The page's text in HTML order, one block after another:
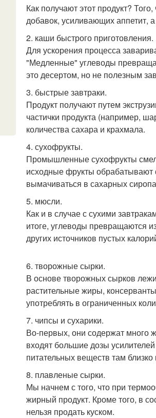
Как получают этот продукт?
добавок, усиливающих аппетит,
2. каши быстрого приготовления.
Для ускорения процесса
"Медленные" углеводы
это десертом, но не полезным
3. быстрые завтраки.
Продукт получают путем
частички продукта (например,
количества сахара и крахмала.
4. сухофрукты.
Промышленные сухофрукты
исходные фрукты обрабатывают
вымачиваться в сахарных
5. мюсли.
Как и в случае с сухими
итоге, углеводы превращаются
других источников пустых
6. творожные сырки.
В основе творожных сырков
растительные жиры,
употреблять в ограниченных
7. чипсы и сухарики.
Во-первых, они содержат много
входят большие дозы
питательных веществ там близко
8. плавленые сырки.
Мы начнем с того, что при
жирный продукт. Кроме того, в
нельзя продать куском.